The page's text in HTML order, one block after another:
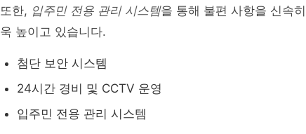
또한, 입주민 전용 관리 시스템을 통해 불편 사항을 신속
욱 높이고 있습니다.
첨단 보안 시스템
24시간 경비 및 CCTV 운영
입주민 전용 관리 시스템